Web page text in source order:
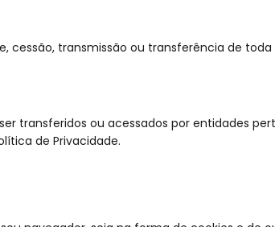
cessão, transmissão ou transferência de
transferidos ou acessados por entidades
de Privacidade.